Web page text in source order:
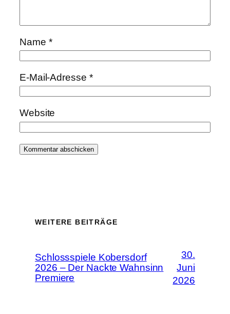
Name *
E-Mail-Adresse *
Website
WEITERE BEITRÄGE
Schlossspiele Kobersdorf
2026 – Der Nackte Wahnsinn
Premiere
30.
Juni
2026